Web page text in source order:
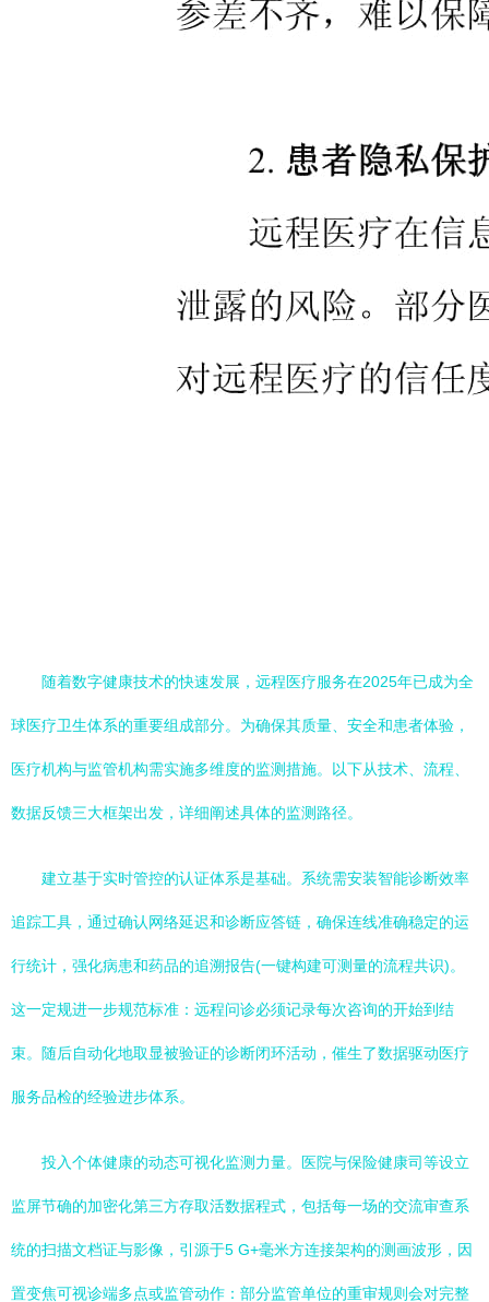
随着数字健康技术的快速发展，远程医疗服务在2025年已成为全
球医疗卫生体系的重要组成部分。为确保其质量、安全和患者体验，
医疗机构与监管机构需实施多维度的监测措施。以下从技术、流程、
数据反馈三大框架出发，详细阐述具体的监测路径。
建立基于实时管控的认证体系是基础。系统需安装智能诊断效率
追踪工具，通过确认网络延迟和诊断应答链，确保连线准确稳定的运
行统计，强化病患和药品的追溯报告(一键构建可测量的流程共识)。
这一定规进一步规范标准：远程问诊必须记录每次咨询的开始到结
束。随后自动化地取显被验证的诊断闭环活动，催生了数据驱动医疗
服务品检的经验进步体系。
投入个体健康的动态可视化监测力量。医院与保险健康司等设立
监屏节确的加密化第三方存取活数据程式，包括每一场的交流审查系
统的扫描文档证与影像，引源于5 G+毫米方连接架构的测画波形，因
置变焦可视诊端多点或监管动作：部分监管单位的重审规则会对完整